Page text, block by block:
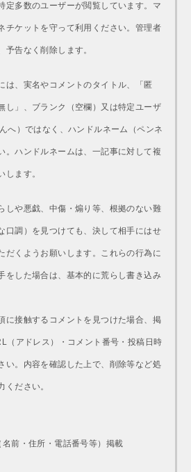
多数のユーザーが閲覧しています。マ
チケットを守って利用ください。管理者
予告なく削除します。
、実名やコメントのタイトル、「匿
し」、ブランク（空欄）又は特定ユーザ
へ）ではなく、ハンドルネーム（ペンネ
。ハンドルネームは、一記事に対して複
します。
しや悪戯、中傷・煽り等、根拠のない難
口調）を見つけても、決して相手にはせ
だくようお願いします。これらの行為に
をした場合は、基本的に荒らし書き込み
に接触するコメントを見つけた場合、掲
（アドレス）・コメント番号・投稿日時
い。内容を確認した上で、削除等など処
ください。
前・住所・電話番号等）掲載